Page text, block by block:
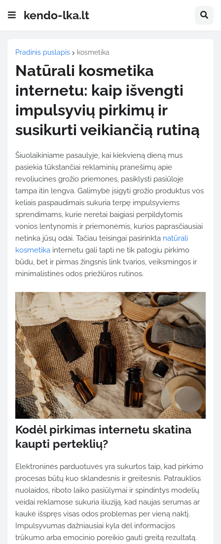
kendo-lka.lt
Pradinis puslapis kosmetika
Natūrali kosmetika
internetu: kaip išvengti
impulsyvių pirkimų ir
susikurti veikiančią rutiną
Šiuolaikiniame pasaulyje, kai kiekvieną dieną mus
pasiekia tūkstančiai reklaminių pranešimų apie
revoliucines grožio priemones, pasiklysti pasiūloje
tampa itin lengva. Galimybė įsigyti grožio produktus vos
keliais paspaudimais sukuria terpę impulsyviems
sprendimams, kurie neretai baigiasi perpildytomis
vonios lentynomis ir priemonėmis, kurios paprasčiausiai
netinka jūsų odai. Tačiau teisingai pasirinkta natūrali
kosmetika internetu gali tapti ne tik patogiu pirkimo
būdu, bet ir pirmas žingsnis link tvarios, veiksmingos ir
minimalistinės odos priežiūros rutinos.
Kodėl pirkimas internetu skatina
kaupti perteklių?
Elektroninės parduotuvės yra sukurtos taip, kad pirkimo
procesas būtų kuo sklandesnis ir greitesnis. Patrauklios
nuolaidos, riboto laiko pasiūlymai ir spindintys modelių
veidai reklamose sukuria iliuziją, kad naujas serumas ar
kaukė išspręs visas odos problemas per vieną naktį.
Impulsyvumas dažniausiai kyla dėl informacijos
trūkumo arba emocinio poreikio gauti greitą rezultatą.